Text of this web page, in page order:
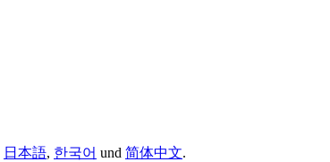
日本語, 한국어 und 简体中文.